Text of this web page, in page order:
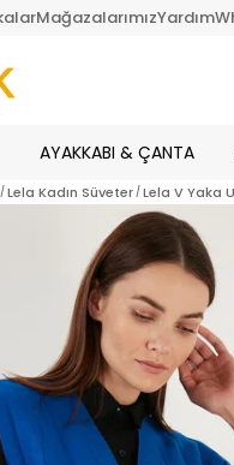
MağazalarımızYardım
AYAKKABI & ÇANTA
Lela Kadın Süveter Lela V Yaka